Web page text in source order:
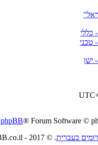
phpBB® Forum Software ©
. © 2017 - phpBB.co.il.